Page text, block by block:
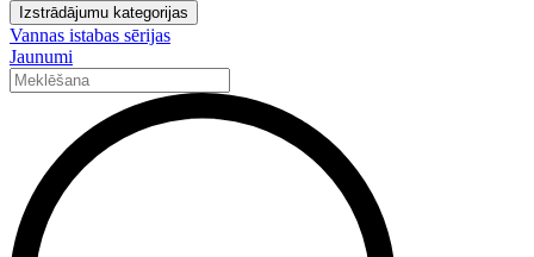
Izstrādājumu kategorijas
Vannas istabas sērijas
Jaunumi